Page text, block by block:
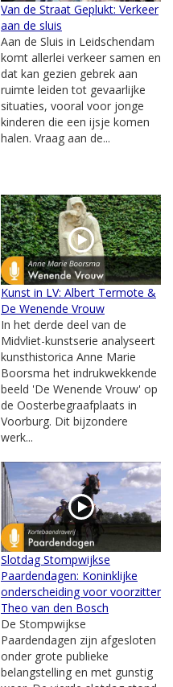
Van de Straat Geplukt: Verkeer
aan de sluis
Aan de Sluis in Leidschendam
komt allerlei verkeer samen en
dat kan gezien gebrek aan
ruimte leiden tot gevaarlijke
situaties, vooral voor jonge
kinderen die een ijsje komen
halen. Vraag aan de...
Kunst in LV: Albert Termote &
De Wenende Vrouw
In het derde deel van de
Midvliet-kunstserie analyseert
kunsthistorica Anne Marie
Boorsma het indrukwekkende
beeld 'De Wenende Vrouw' op
de Oosterbegraafplaats in
Voorburg. Dit bijzondere
werk...
Slotdag Stompwijkse
Paardendagen: Koninklijke
onderscheiding voor voorzitter
Theo van den Bosch
De Stompwijkse
Paardendagen zijn afgesloten
onder grote publieke
belangstelling en met gunstig